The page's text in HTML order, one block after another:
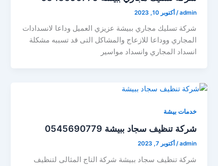
admin
/أكتوبر 10, 2023
شركة تسليك مجاري ببيشة عزيزي العميل وداعا لانسدادات
المجاري ووداعا للازعاج والمشاكل التى قد تسببه مشكلة
انسداد المجاري وانسداد مواسير
خدمات بيشة
شركة تنظيف سجاد ببيشة 0545690779
admin
/ أكتوبر 7, 2023
شركة تنظيف سجاد ببيشة شركة التاج المثالى لتنظيف